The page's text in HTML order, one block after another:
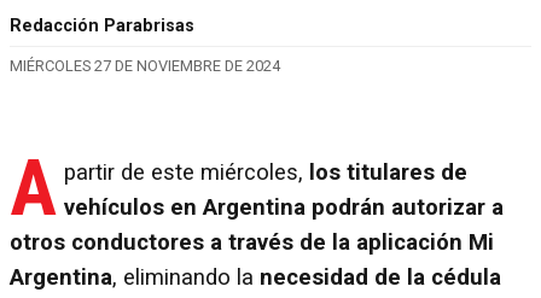
Redacción Parabrisas
MIÉRCOLES 27 DE NOVIEMBRE DE 2024
A partir de este miércoles, los titulares de
vehículos en Argentina podrán autorizar a
otros conductores a través de la aplicación Mi
Argentina, eliminando la necesidad de la cédula